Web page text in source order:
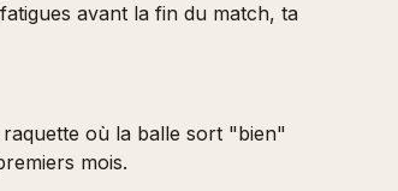
avant la fin du match, ta
où la balle sort "bien"
mois.